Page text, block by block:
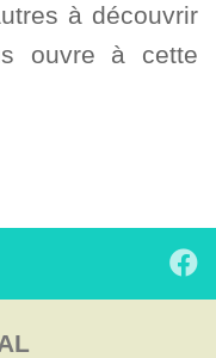
à découvrir
ouvre à cette